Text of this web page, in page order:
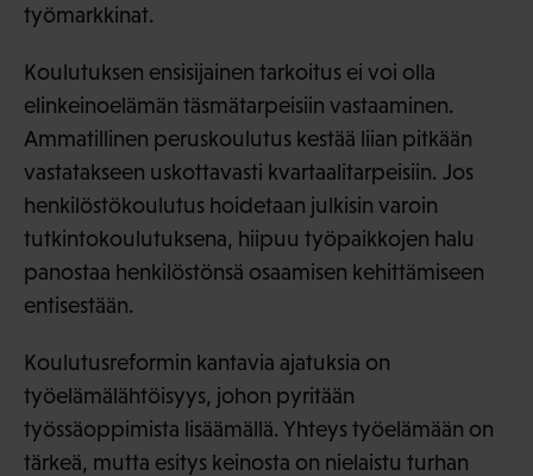
työmarkkinat.
Koulutuksen ensisijainen tarkoitus ei voi olla
elinkeinoelämän täsmätarpeisiin vastaaminen.
Ammatillinen peruskoulutus kestää liian pitkään
vastatakseen uskottavasti kvartaalitarpeisiin. Jos
henkilöstökoulutus hoidetaan julkisin varoin
tutkintokoulutuksena, hiipuu työpaikkojen halu
panostaa henkilöstönsä osaamisen kehittämiseen
entisestään.
Koulutusreformin kantavia ajatuksia on
työelämälähtöisyys, johon pyritään
työssäoppimista lisäämällä. Yhteys työelämään on
tärkeä, mutta esitys keinosta on nielaistu turhan